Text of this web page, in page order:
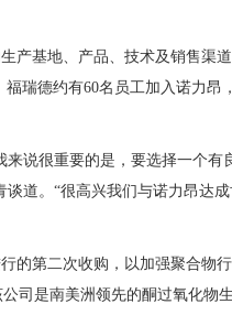
产基地、产品、技术及销售渠
福瑞德约有60名员工加入诺力
来说很重要的是，要选择一个有
谈道。“很高兴我们与诺力昂达
的第二次收购，以加强聚合物
司是南美洲领先的酮过氧化物